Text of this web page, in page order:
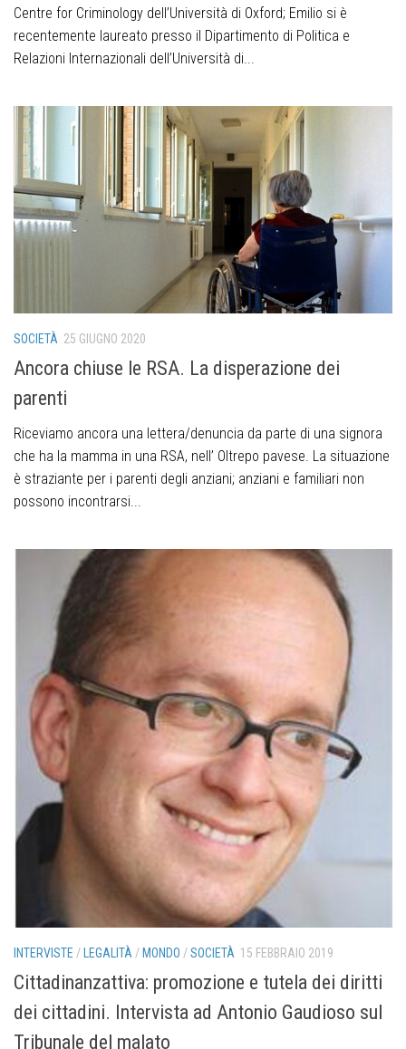
Centre for Criminology dell’Università di Oxford; Emilio si è
recentemente laureato presso il Dipartimento di Politica e
Relazioni Internazionali dell’Università di...
SOCIETÀ 25 GIUGNO 2020
Ancora chiuse le RSA. La disperazione dei
parenti
Riceviamo ancora una lettera/denuncia da parte di una signora
che ha la mamma in una RSA, nell’ Oltrepo pavese. La situazione
è straziante per i parenti degli anziani; anziani e familiari non
possono incontrarsi...
INTERVISTE / LEGALITÀ / MONDO /SOCIETÀ 15 FEBBRAIO 2019
Cittadinanzattiva: promozione e tutela dei diritti
dei cittadini. Intervista ad Antonio Gaudioso sul
Tribunale del malato